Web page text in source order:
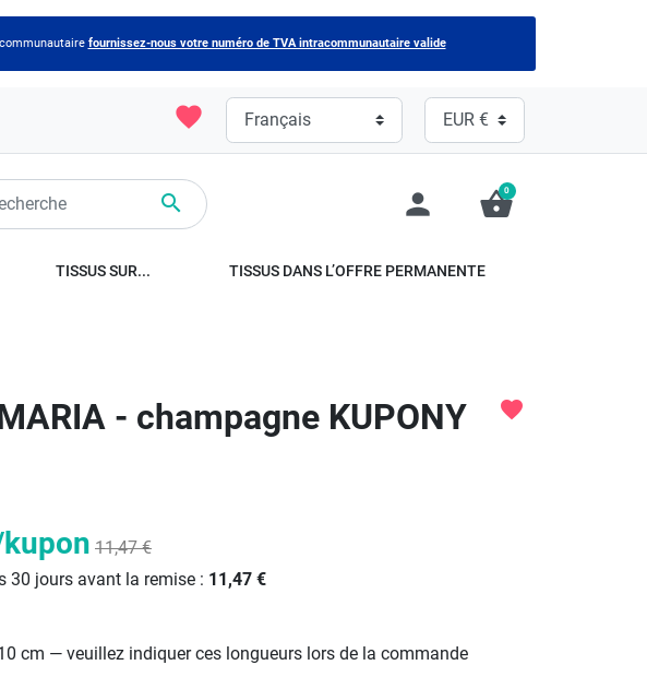
fournissez-nous votre numéro de TVA intracommunautaire valide
favorite
 person shopping_basket
0
TISSUS SUR... TISSUS DANS L’OFFRE PERMANENTE
- champagne KUPONY favorite
11,47 €
30 jours avant la remise : 11,47 €
cm — veuillez indiquer ces longueurs lors de la commande